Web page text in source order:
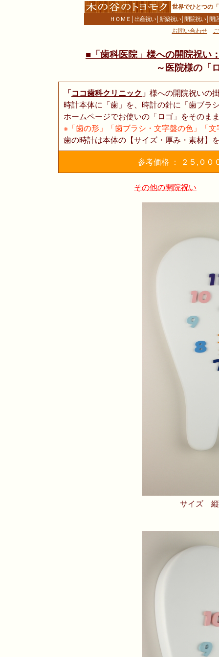
世界でひとつの
ＨＯＭＥ │出産祝い│新築祝い│開院祝い│開
お問い合わせ
■「歯科医院」様への開院祝い
～医院様の「
「ココ歯科クリニック 」 様への開院祝いの
時計本体に「歯」を、時計の針に「歯ブラ
ホームページでお使いの「ロゴ」をそのま
※「歯の形」「歯ブラシ・文字盤の色」「
歯の時計は本体の【サイズ・厚み・素材】
参考価格 ： ２５,０
その他の開院祝い
サイズ